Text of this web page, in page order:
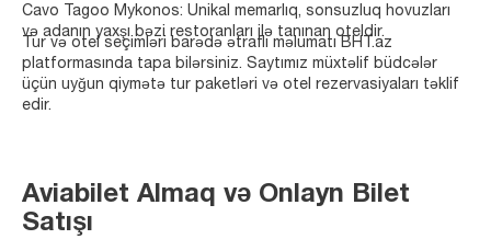
Cavo Tagoo Mykonos: Unikal memarlıq, sonsuzluq hovuzları
və adanın yaxşı bəzi restoranları ilə tanınan oteldir.
Tur və otel seçimləri barədə ətraflı məlumatı BHT.az
platformasında tapa bilərsiniz. Saytımız müxtəlif büdcələr
üçün uyğun qiymətə tur paketləri və otel rezervasiyaları təklif
edir.
Aviabilet Almaq və Onlayn Bilet
Satışı